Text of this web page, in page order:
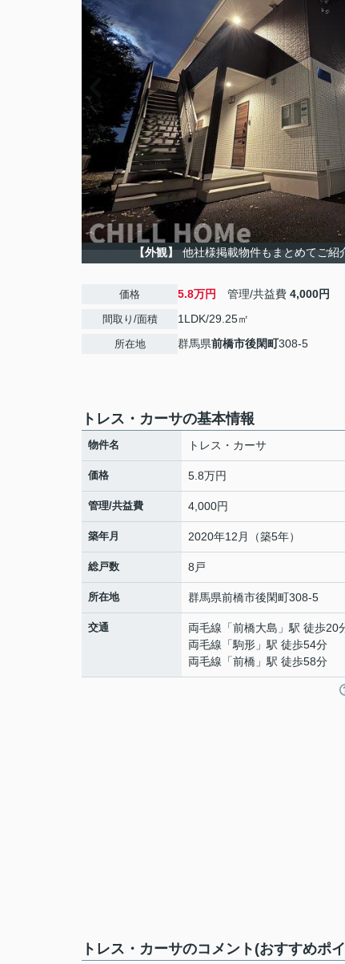
【外観】 他社様掲載物件もまとめてご紹
価格 5.8万円 管理/共益費 4,000円
間取り/面積 1LDK/29.25㎡
所在地 群馬県前橋市後閑町308-5
トレス・カーサの基本情報
物件名 トレス・カーサ
価格 5.8万円
管理/共益費 4,000円
築年月 2020年12月（築5年）
総戸数 8戸
所在地 群馬県前橋市後閑町308-5
交通 両毛線 「前橋大島 」駅 徒歩20
両毛線 「駒形 」駅 徒歩54分
両毛線 「前橋 」駅 徒歩58分
トレス・カーサのコメント(おすすめポ